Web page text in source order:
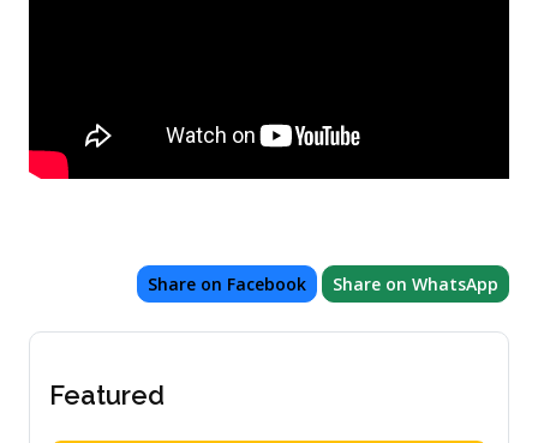
Share on Facebook Share on WhatsApp
Featured